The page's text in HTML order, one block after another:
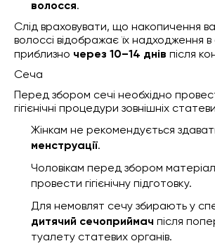
волосся.
Слід враховувати, що накопичення
волоссі відображає їх надходження в
приблизно через 10–14 днів після
Сеча
Перед збором сечі необхідно
гігієнічні процедури зовнішніх
Жінкам не рекомендується
менструації.
Чоловікам перед збором
провести гігієнічну підготовку.
Для немовлят сечу збирають у
дитячий сечоприймач після
туалету статевих органів.